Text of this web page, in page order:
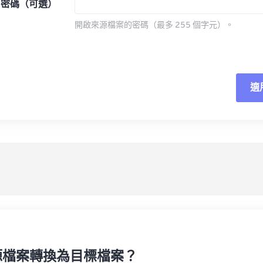
密碼（可選）
開啟來源檔案的密碼（最多 255 個字元）。
適
案轉換為目標檔案？